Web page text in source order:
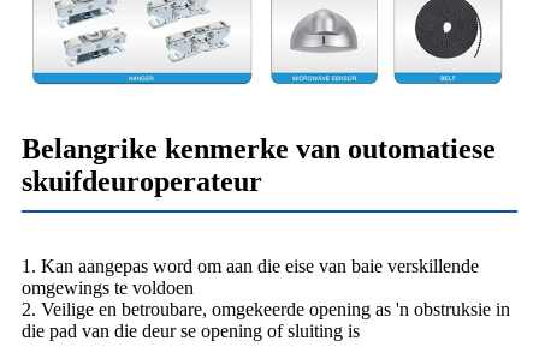
Belangrike kenmerke van outomatiese
skuifdeuroperateur
1. Kan aangepas word om aan die eise van baie verskillende
omgewings te voldoen
2. Veilige en betroubare, omgekeerde opening as 'n obstruksie in
die pad van die deur se opening of sluiting is